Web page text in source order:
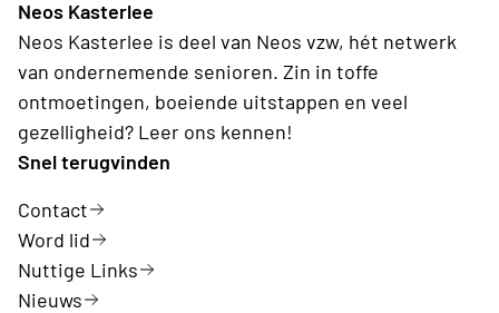
Neos Kasterlee
Neos Kasterlee is deel van Neos vzw, hét netwerk
van ondernemende senioren. Zin in toffe
ontmoetingen, boeiende uitstappen en veel
gezelligheid? Leer ons kennen!
Snel terugvinden
Contact
Word lid
Nuttige Links
Nieuws